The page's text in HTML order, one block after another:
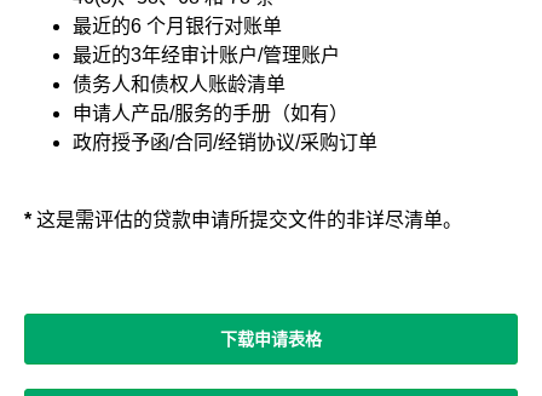
最近的6 个月银行对账单
最近的3年经审计账户/管理账户
债务人和债权人账龄清单
申请人产品/服务的手册（如有）
政府授予函/合同/经销协议/采购订单
* 这是需评估的贷款申请所提交文件的非详尽清单。
下载申请表格